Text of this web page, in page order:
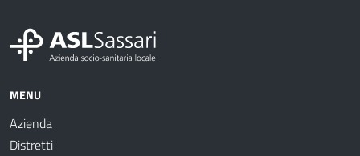
MENU
Azienda
Distretti